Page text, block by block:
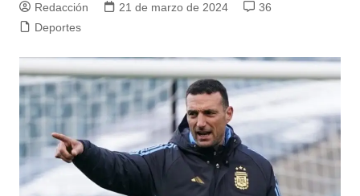
Redacción 21 de marzo de 2024
36
Deportes